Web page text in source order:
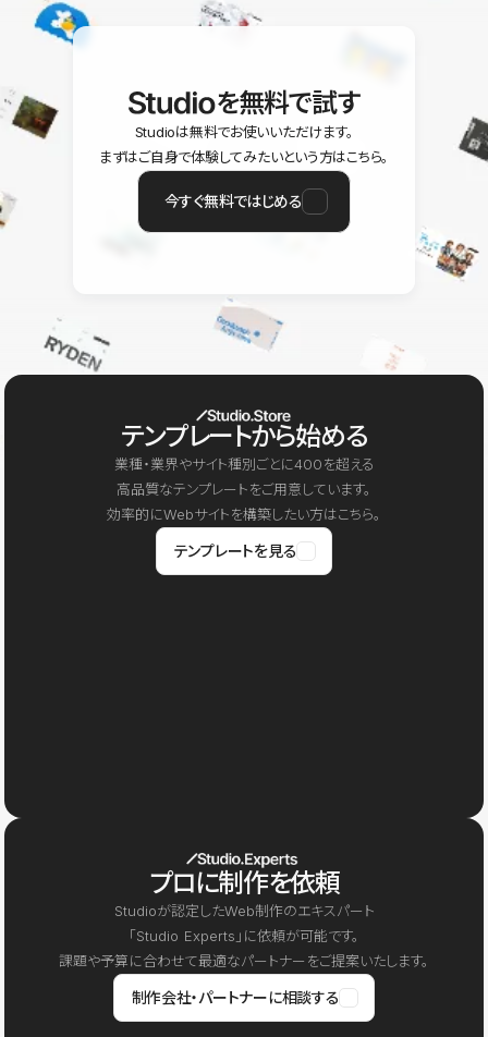
を無料で試す
Studioは無料でお使いいただけます。
まずはご自身で体験してみたいという方はこちら。
今すぐ無料ではじめる
テンプレートから始める
業種・業界やサイト種別ごとに400を超える
高品質なテンプレートをご用意しています。
効率的にWebサイトを構築したい方はこちら。
テンプレートを見る
プロに制作を依頼
Studioが認定したWeb制作のエキスパート
「Studio Experts」に依頼が可能です。
課題や予算に合わせて最適なパートナーをご提案いたします。
制作会社・パートナーに相談する